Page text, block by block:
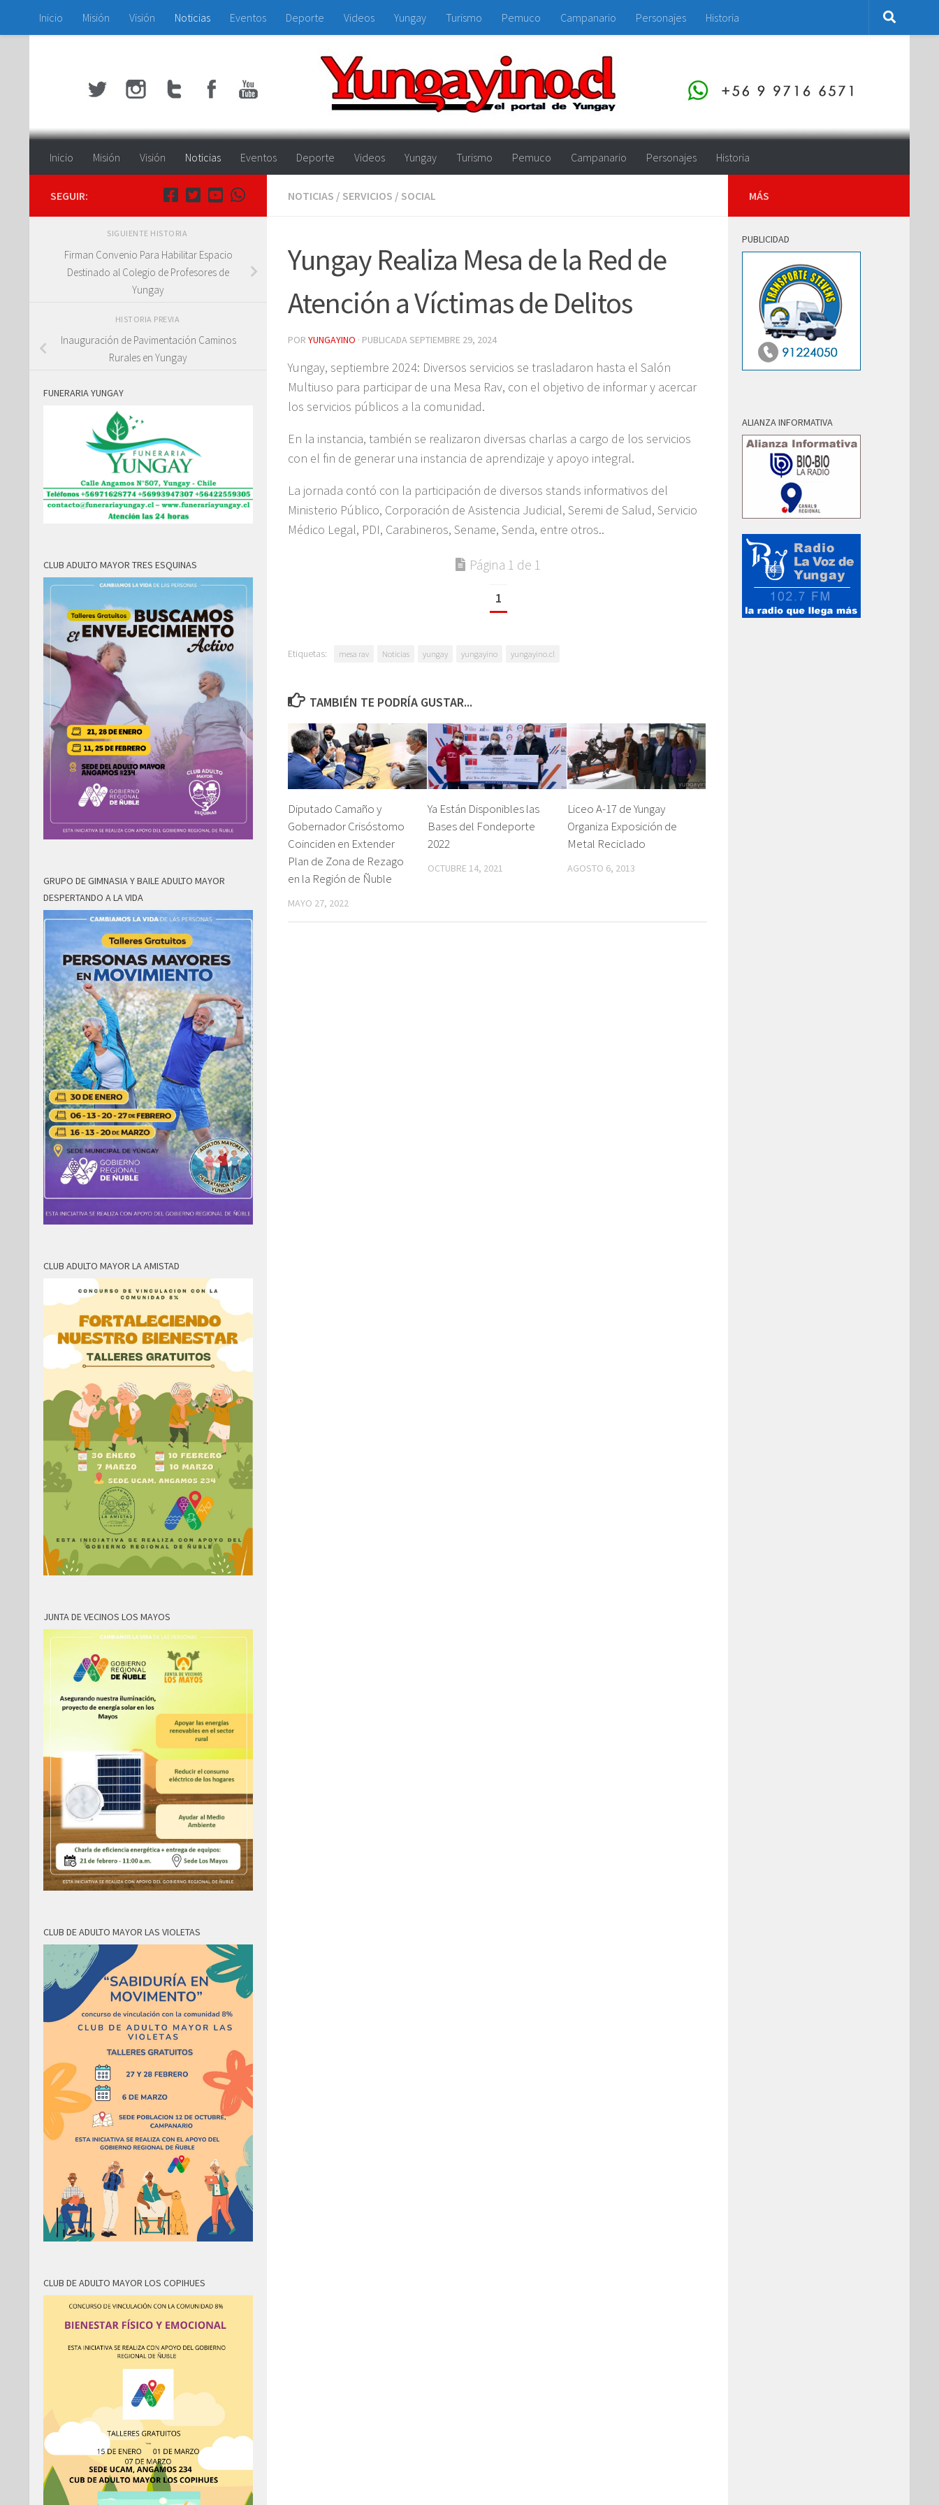
Saltar al contenido
Inicio Misión Visión Noticias Eventos Deporte Videos Yungay Turismo Pemuco Campanario Personajes Historia
Inicio Misión Visión Noticias Eventos Deporte Videos Yungay Turismo Pemuco Campanario Personajes Historia
NOTICIAS / SERVICIOS / SOCIAL
Yungay Realiza Mesa de la Red de
Atención a Víctimas de Delitos
POR YUNGAYINO · PUBLICADASEPTIEMBRE 29, 2024
Yungay, septiembre 2024: Diversos servicios se trasladaron hasta el Salón
Multiuso para participar de una Mesa Rav, con el objetivo de informar y acercar
los servicios públicos a la comunidad.
En la instancia, también se realizaron diversas charlas a cargo de los servicios
con el fin de generar una instancia de aprendizaje y apoyo integral.
La jornada contó con la participación de diversos stands informativos del
Ministerio Público, Corporación de Asistencia Judicial, Seremi de Salud, Servicio
Médico Legal, PDI, Carabineros, Sename, Senda, entre otros..
Página 1 de 1
1
Etiquetas: mesa rav Noticias yungay yungayino yungayino.cl
TAMBIÉN TE PODRÍA GUSTAR...
Diputado Camaño y
Gobernador Crisóstomo
Coinciden en Extender
Plan de Zona de Rezago
en la Región de Ñuble
MAYO 27, 2022
Ya Están Disponibles las
Bases del Fondeporte
2022
OCTUBRE 14, 2021
Liceo A-17 de Yungay
Organiza Exposición de
Metal Reciclado
AGOSTO 6, 2013
SEGUIR:
SIGUIENTE HISTORIA
Firman Convenio Para Habilitar Espacio
Destinado al Colegio de Profesores de
Yungay
HISTORIA PREVIA
Inauguración de Pavimentación Caminos
Rurales en Yungay
FUNERARIA YUNGAY
CLUB ADULTO MAYOR TRES ESQUINAS
GRUPO DE GIMNASIA Y BAILE ADULTO MAYOR
DESPERTANDO A LA VIDA
CLUB ADULTO MAYOR LA AMISTAD
JUNTA DE VECINOS LOS MAYOS
CLUB DE ADULTO MAYOR LAS VIOLETAS
CLUB DE ADULTO MAYOR LOS COPIHUES
MÁS
PUBLICIDAD
ALIANZA INFORMATIVA